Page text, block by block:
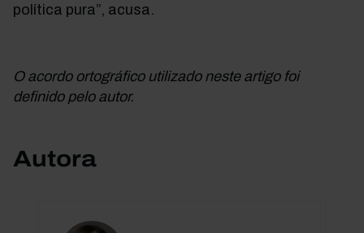
política pura”, acusa.
O acordo ortográfico utilizado neste artigo foi
definido pelo autor.
Autora